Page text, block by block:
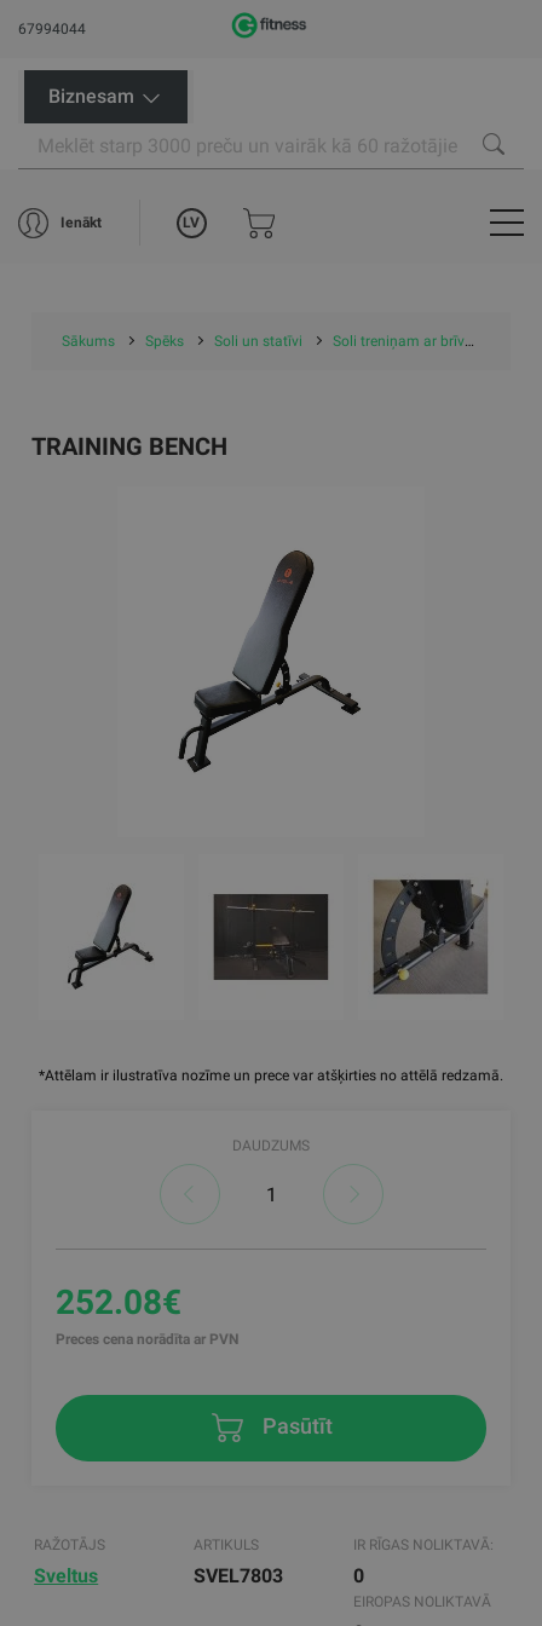
67994044
Biznesam
Ienākt LV
Sākums Spēks Soli un statīvi Soli treniņam ar brīvajiem svariem
*Attēlam ir ilustratīva nozīme un prece var atšķirties no attēlā redzamā.
TRAINING BENCH
DAUDZUMS
252.08€
Preces cena norādīta ar PVN
Pasūtīt
RAŽOTĀJS
Sveltus
ARTIKULS
SVEL7803
IR RĪGAS NOLIKTAVĀ:
0
EIROPAS NOLIKTAVĀ